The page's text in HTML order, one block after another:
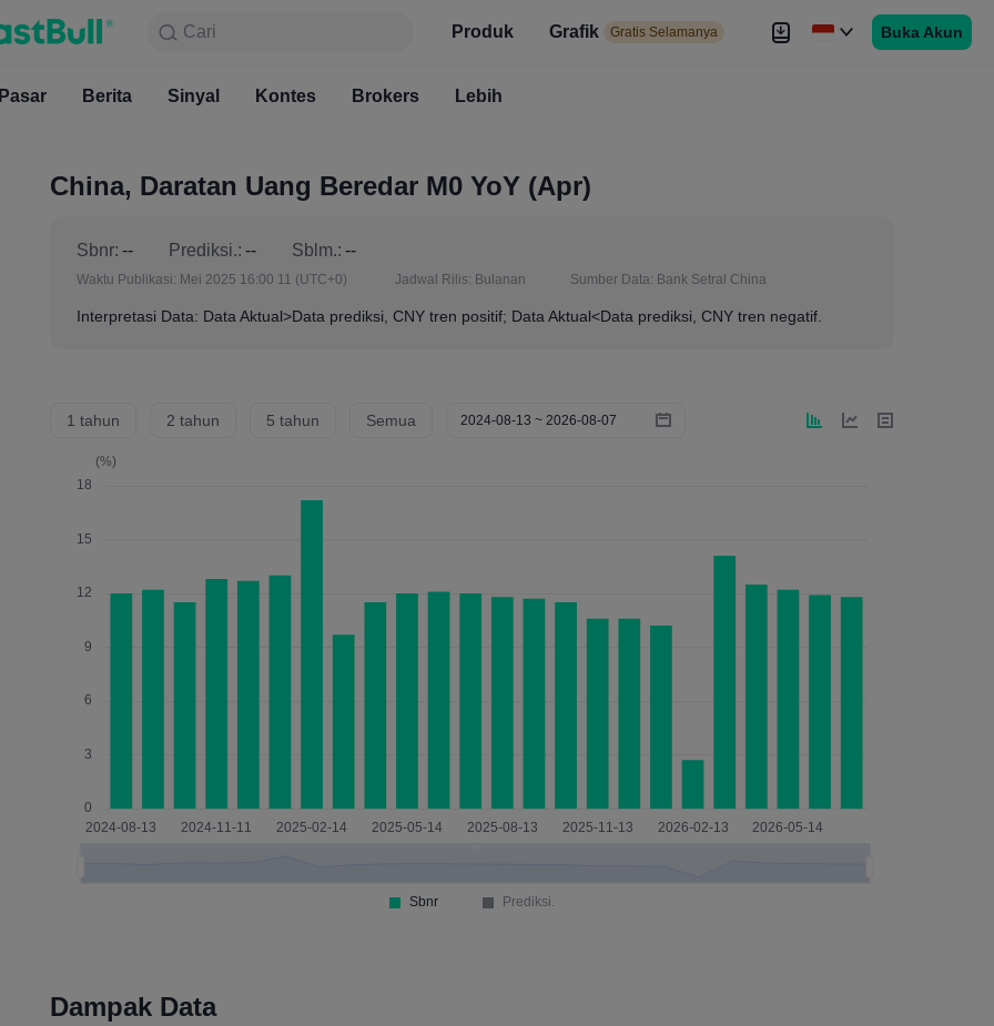
Cari Produk Grafik Gratis Selamanya
Pasar Berita Sinyal Kontes
Buka Akun
Cari
Gratis Selamanya
Pasar Berita Sinyal Kontes Brokers Lebih
China, Daratan Uang Beredar M0 YoY (Apr)
Sbnr: -- Prediksi.: -- Sblm.: --
Waktu Publikasi: Mei 2025 16:00 11 (UTC+0) Jadwal Rilis: Bulanan Sumber Data: Bank Setral China
Interpretasi Data: Data Aktual>Data prediksi, CNY tren positif; Data Aktual<Data prediksi, CNY tren negatif.
1 tahun 2 tahun 5 tahun Semua
Dampak Data